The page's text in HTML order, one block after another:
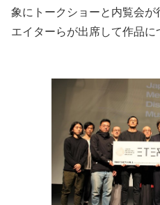
象にトークショーと内覧会
エイターらが出席して作品に